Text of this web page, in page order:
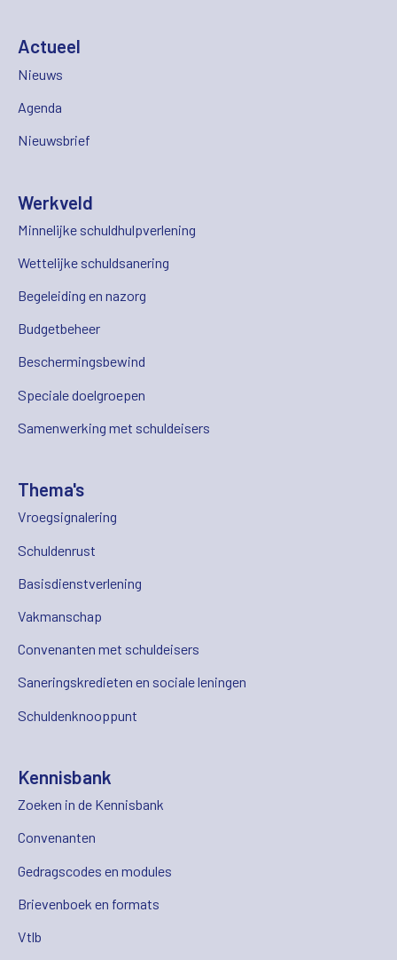
Actueel
Nieuws
Agenda
Nieuwsbrief
Werkveld
Minnelijke schuldhulpverlening
Wettelijke schuldsanering
Begeleiding en nazorg
Budgetbeheer
Beschermingsbewind
Speciale doelgroepen
Samenwerking met schuldeisers
Thema's
Vroegsignalering
Schuldenrust
Basisdienstverlening
Vakmanschap
Convenanten met schuldeisers
Saneringskredieten en sociale leningen
Schuldenknooppunt
Kennisbank
Zoeken in de Kennisbank
Convenanten
Gedragscodes en modules
Brievenboek en formats
Vtlb